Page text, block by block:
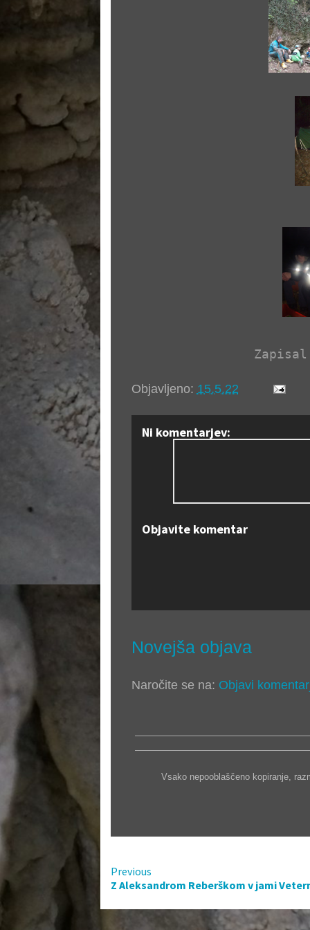
Objavljeno: 15.5.22
Ni komentarjev:
Objavite komentar
Novejša objava
Naročite se na: Objavi
Vsako nepooblaščeno kopiranje,
C
o
n
Previous
Z Aleksandrom Reberškom v jami